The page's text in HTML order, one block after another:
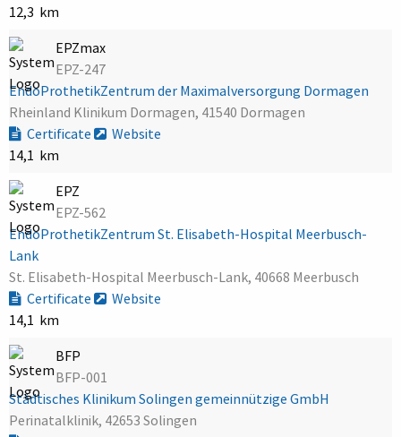
12,3 km
EPZmax
EPZ-247
EndoProthetikZentrum der Maximalversorgung Dormagen
Rheinland Klinikum Dormagen, 41540 Dormagen
Certificate
Website
14,1 km
EPZ
EPZ-562
EndoProthetikZentrum St. Elisabeth-Hospital Meerbusch-
Lank
St. Elisabeth-Hospital Meerbusch-Lank, 40668 Meerbusch
Certificate
Website
14,1 km
BFP
BFP-001
Städtisches Klinikum Solingen gemeinnützige GmbH
Perinatalklinik, 42653 Solingen